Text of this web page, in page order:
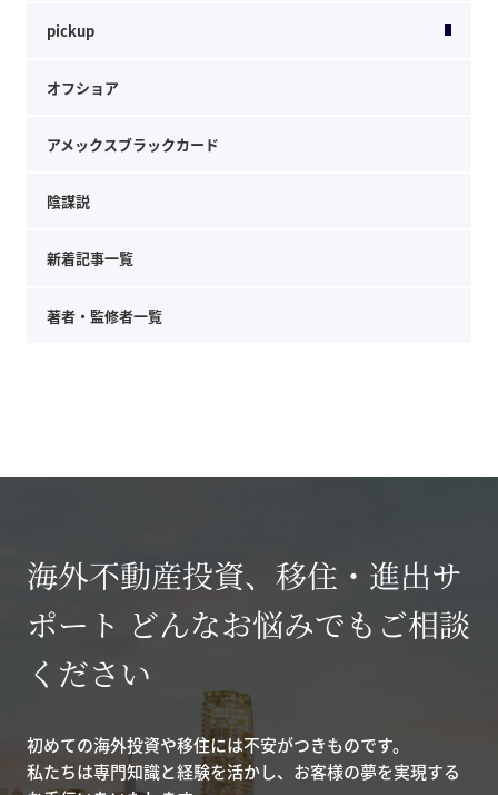
pickup
オフショア
アメックスブラックカード
陰謀説
新着記事一覧
著者・監修者一覧
海外不動産投資、移住・進出サ
ポート どんなお悩みでもご相談
ください
初めての海外投資や移住には不安がつきものです。
私たちは専門知識と経験を活かし、お客様の夢を実現する